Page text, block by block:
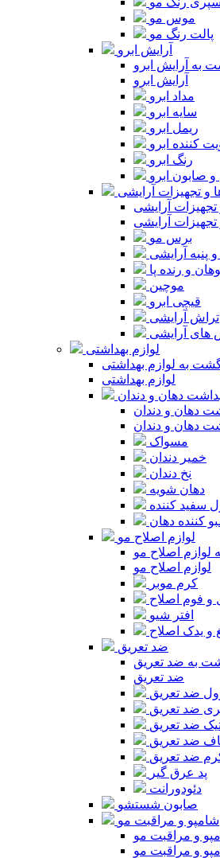
موس مو
پالت رنگ مو
آرایش ابرو
به آرایش ابرو
آرایش ابرو
مداد ابرو
سایه ابرو
ریمل ابرو
کننده ابرو
رنگ ابرو
صابون ابرو
و تجهیزات آرایشی
آرایشی
آرایشی
برس مو
و پنبه آرایشی
و رنده پا
موچین
قیچی ابرو
تراش آرایشی
های آرایشی
لوازم بهداشتی
به لوازم بهداشتی
لوازم بهداشتی
دهان و دندان
دهان و دندان
دهان و دندان
مسواک
خمیر دندان
نخ دندان
دهان شویه
سفید کننده
کننده دهان
لوازم اصلاح مو
لوازم اصلاح مو
لوازم اصلاح مو
کرم موبر
و فوم اصلاح
افتر شیو
و یدک اصلاح
ضد تعریق
به ضد تعریق
ضد تعریق
ضد تعریق
ضد تعریق
ضد تعریق
ضد تعریق
ضد تعریق
پد عرق گیر
دئودورانت
صابون شستشو
شامپو و مراقبت مو
و مراقبت مو
و مراقبت مو